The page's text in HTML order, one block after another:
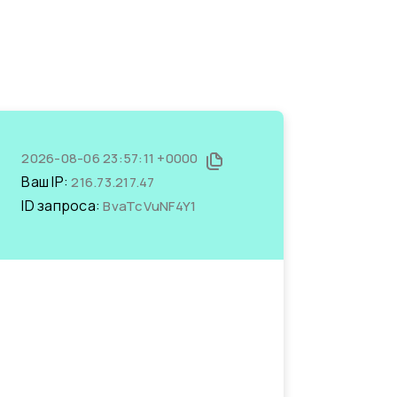
2026-08-06 23:57:11 +0000
Ваш IP:216.73.217.47
ID запроса:BvaTcVuNF4Y1